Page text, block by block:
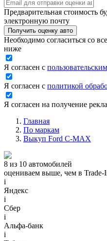
Предварительная стоимость
электронную почту
Получить оценку авто
Необходимо согласиться со
ниже
Я согласен с
Я согласен с политикой
Я согласен на получение
Главная
По маркам
Выкуп Ford C-MAX
8 из 10 автомобилей
оцениваем выше, чем в
i
Яндекс
i
Сбер
i
Альфа-банк
i